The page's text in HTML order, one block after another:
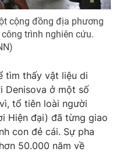
cộng đồng địa phương
trình nghiên cứu.
tìm thấy vật liệu di
Denisova ở một số
tổ tiên loài người
Hiện đại) đã từng giao
con đẻ cái. Sự pha
50.000 năm về